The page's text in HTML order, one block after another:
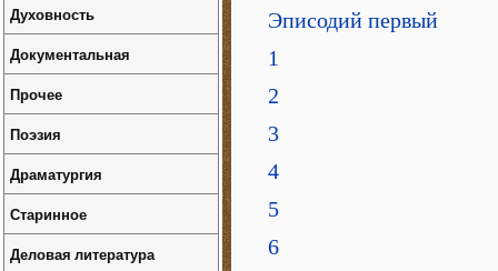
Эписодий первый
1
2
3
4
5
6
Духовность
Документальная
Прочее
Поэзия
Драматургия
Старинное
Деловая литература